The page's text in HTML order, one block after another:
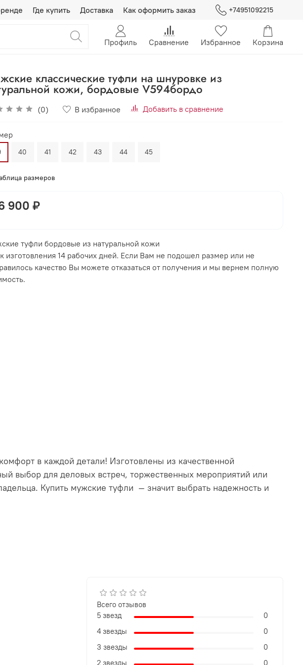
Где купить Доставка Как оформить заказ +74951092215
Профиль Сравнение Избранное Корзина
классические туфли на шнуровке из
кожи, бордовые V594бордо
(0) В избранное Добавить в сравнение
40 41 42 43 44 45
размеров
900 ₽
туфли бордовые из натуральной кожи
изготовления 14 рабочих дней. Если Вам не подошел размер или не
качество Вы можете отказаться от получения и мы вернем полную
в каждой детали! Изготовлены из качественной
выбор для деловых встреч, торжественных мероприятий или
Купить мужские туфли — значит выбрать надежность и
Всего отзывов
5 звезд
0
4 звезды
0
3 звезды
0
2 звезды
0